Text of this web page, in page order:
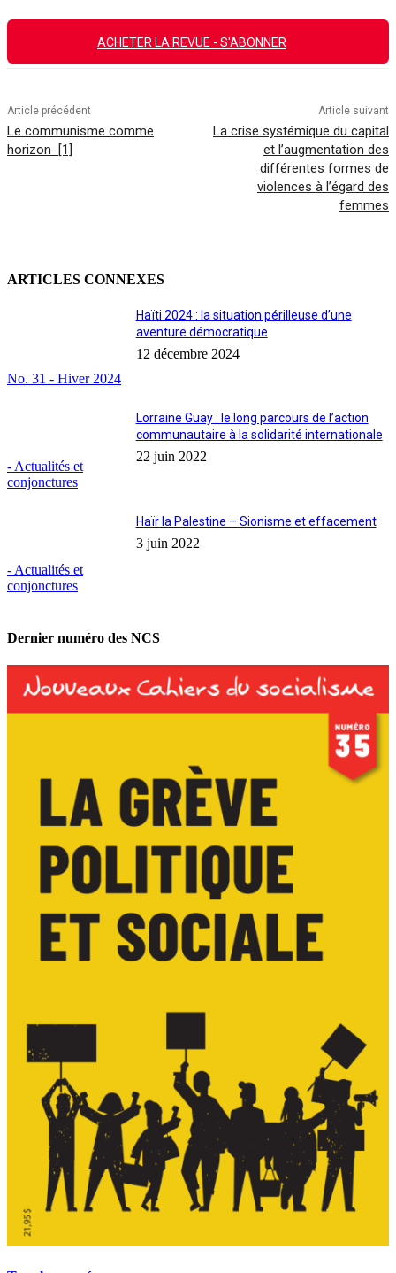
ACHETER LA REVUE - S'ABONNER
Article précédent
Le communisme comme
horizon [1]
Article suivant
La crise systémique du capital
et l’augmentation des
différentes formes de
violences à l’égard des
femmes
ARTICLES CONNEXES
No. 31 - Hiver 2024
Haïti 2024 : la situation périlleuse d’une
aventure démocratique
12 décembre 2024
- Actualités et
conjonctures
Lorraine Guay : le long parcours de l’action
communautaire à la solidarité internationale
22 juin 2022
- Actualités et
conjonctures
Haïr la Palestine – Sionisme et effacement
3 juin 2022
Dernier numéro des NCS